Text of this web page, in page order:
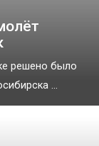
решено было
...